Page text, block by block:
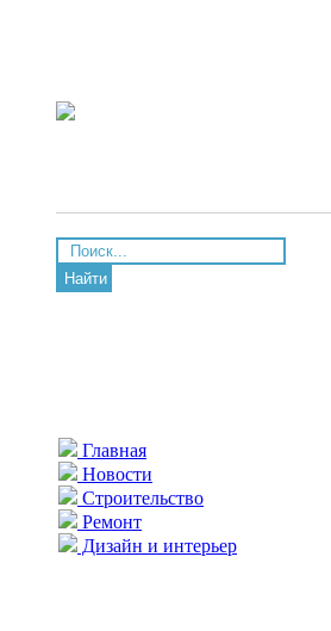
Найти
Главная
Новости
Строительство
Ремонт
Дизайн и интерьер